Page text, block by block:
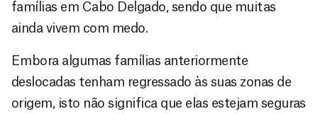
famílias em Cabo Delgado, sendo que muitas
ainda vivem com medo.
Embora algumas famílias anteriormente
deslocadas tenham regressado às suas zonas de
origem, isto não significa que elas estejam seguras